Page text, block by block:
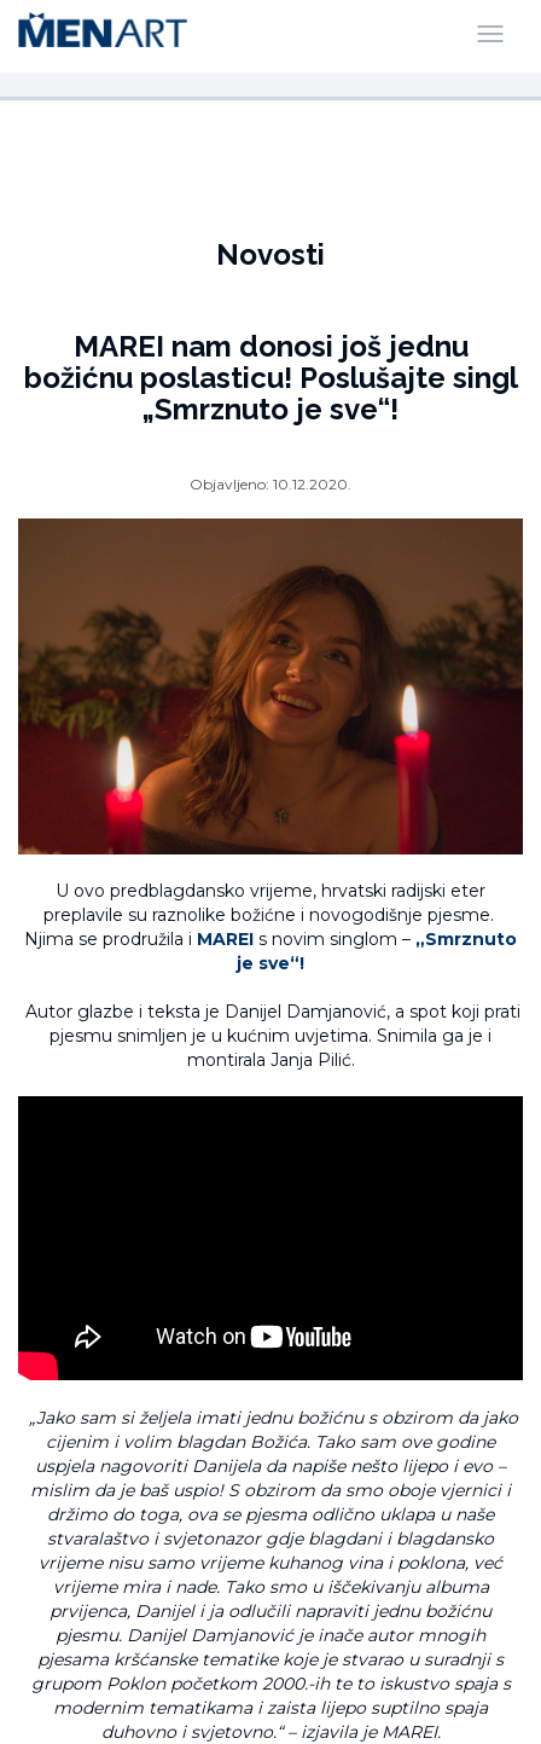
Novosti
MAREI nam donosi još jednu
božićnu poslasticu! Poslušajte singl
„Smrznuto je sve“!
Objavljeno: 10.12.2020.
U ovo predblagdansko vrijeme, hrvatski radijski eter
preplavile su raznolike božićne i novogodišnje pjesme.
Njima se prodružila i MAREI s novim singlom – „Smrznuto
je sve“!
Autor glazbe i teksta je Danijel Damjanović, a spot koji prati
pjesmu snimljen je u kućnim uvjetima. Snimila ga je i
montirala Janja Pilić.
„Jako sam si željela imati jednu božićnu s obzirom da jako
cijenim i volim blagdan Božića. Tako sam ove godine
uspjela nagovoriti Danijela da napiše nešto lijepo i evo –
mislim da je baš uspio! S obzirom da smo oboje vjernici i
držimo do toga, ova se pjesma odlično uklapa u naše
stvaralaštvo i svjetonazor gdje blagdani i blagdansko
vrijeme nisu samo vrijeme kuhanog vina i poklona, već
vrijeme mira i nade. Tako smo u iščekivanju albuma
prvijenca, Danijel i ja odlučili napraviti jednu božićnu
pjesmu. Danijel Damjanović je inače autor mnogih
pjesama kršćanske tematike koje je stvarao u suradnji s
grupom Poklon početkom 2000.-ih te to iskustvo spaja s
modernim tematikama i zaista lijepo suptilno spaja
duhovno i svjetovno.“ – izjavila je MAREI.